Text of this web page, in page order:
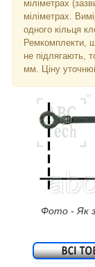
міліметрах
міліметрах.
одного кільця
Ремкомплекти,
не підлягають,
мм. Ціну
Фото - Як